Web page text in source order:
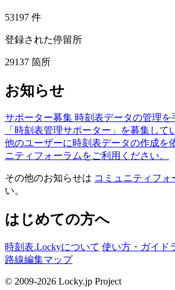
53197 件
登録された停留所
29137 箇所
お知らせ
サポーター募集 時刻表データの管理を
「時刻表管理サポーター」を募集して
他のユーザーに時刻表データの作成を
ニティフォーラムをご利用ください。
その他のお知らせは コミュニティフォ
い。
はじめての方へ
時刻表.Lockyについて 使い方・ガイド
路線編集マップ
© 2009-2026 Locky.jp Project